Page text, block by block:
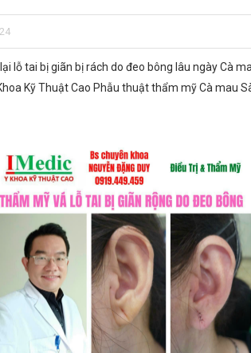
lỗ tai bị giãn bị rách do đeo bông lâu ngày Cà
Kỹ Thuật Cao Phẫu thuật thẩm mỹ Cà mau